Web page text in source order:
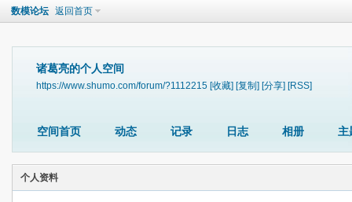
数模论坛 返回首页
诸葛亮的个人空间
https://www.shumo.com/forum/?1112215 [收藏] [复制] [分享] [RSS]
空间首页 动态 记录 日志 相册 主
个人资料